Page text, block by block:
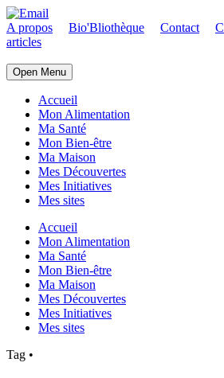
A propos Bio'Bliothèque Contact
articles
Open Menu
Accueil
Mon Alimentation
Ma Santé
Mon Bien-être
Ma Maison
Mes Découvertes
Mes Initiatives
Mes sites
Accueil
Mon Alimentation
Ma Santé
Mon Bien-être
Ma Maison
Mes Découvertes
Mes Initiatives
Mes sites
Tag •